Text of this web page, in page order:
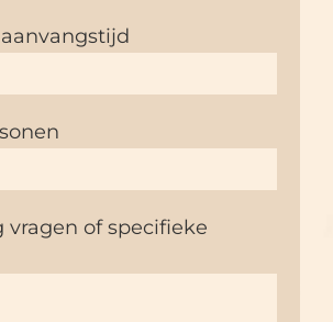
vragen of specifieke